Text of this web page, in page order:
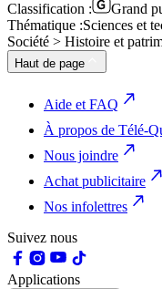
Classification :
Grand
Thématique :Sciences et
Société > Histoire et
Haut de page
Aide et FAQ
À propos de Télé-
Nous joindre
Achat publicitaire
Nos infolettres
Suivez nous
Applications